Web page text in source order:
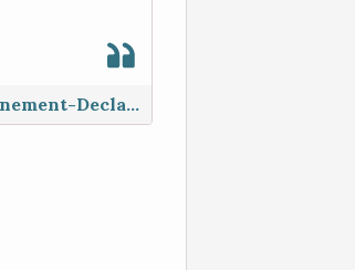
https://www.interieur.gouv.fr/Actualites/L-actu-du-Ministere/Deconfinement-Declaration-de-deplacement